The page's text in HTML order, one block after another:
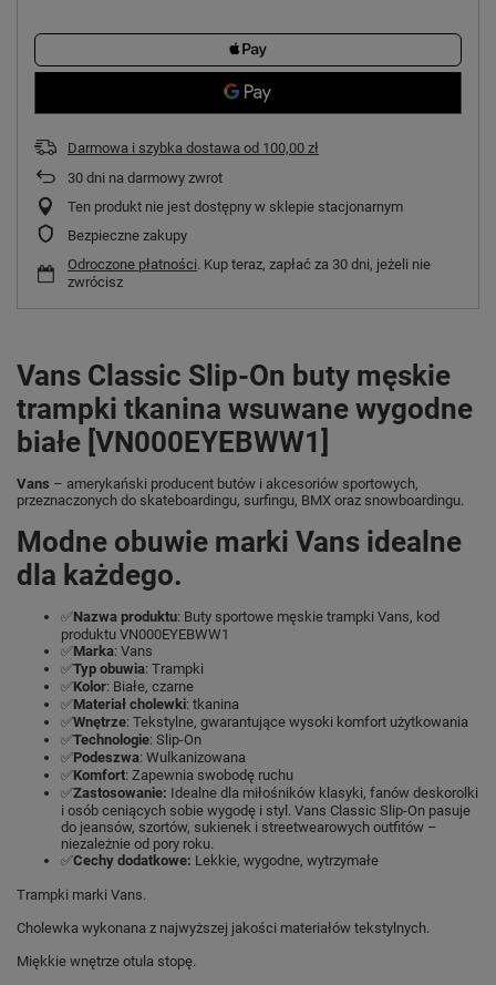
Darmowa i szybka dostawa od 100,00 zł
30 dni na darmowy zwrot
Ten produkt nie jest dostępny w sklepie stacjonarnym
Bezpieczne zakupy
Odroczone płatności. Kup teraz, zapłać za 30 dni, jeżeli nie
zwrócisz
Vans Classic Slip-On buty męskie
trampki tkanina wsuwane wygodne
białe [VN000EYEBWW1]
Vans – amerykański producent butów i akcesoriów sportowych,
przeznaczonych do skateboardingu, surfingu, BMX oraz snowboardingu.
Modne obuwie marki Vans idealne
dla każdego.
✅Nazwa produktu: Buty sportowe męskie trampki Vans, kod
produktu VN000EYEBWW1
✅Marka: Vans
✅Typ obuwia: Trampki
✅Kolor: Białe, czarne
✅Materiał cholewki: tkanina
✅Wnętrze: Tekstylne, gwarantujące wysoki komfort użytkowania
✅Technologie: Slip-On
✅Podeszwa: Wulkanizowana
✅Komfort: Zapewnia swobodę ruchu
✅Zastosowanie: Idealne dla miłośników klasyki, fanów deskorolki
i osób ceniących sobie wygodę i styl. Vans Classic Slip-On pasuje
do jeansów, szortów, sukienek i streetwearowych outfitów –
niezależnie od pory roku.
✅Cechy dodatkowe: Lekkie, wygodne, wytrzymałe
Trampki marki Vans.
Cholewka wykonana z najwyższej jakości materiałów tekstylnych.
Miękkie wnętrze otula stopę.